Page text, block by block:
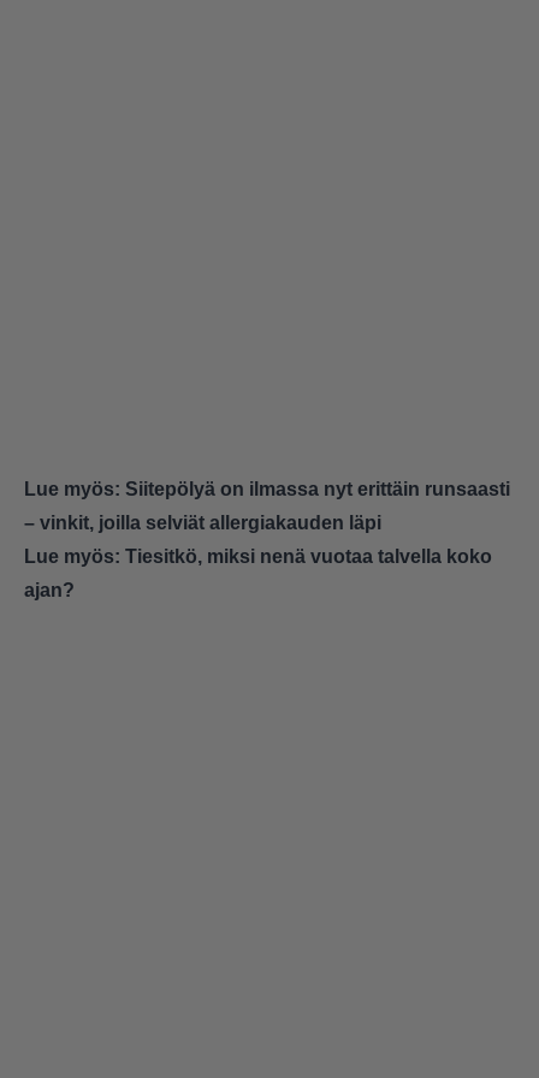
Lue myös: Siitepölyä on ilmassa nyt erittäin runsaasti
– vinkit, joilla selviät allergiakauden läpi
Lue myös: Tiesitkö, miksi nenä vuotaa talvella koko
ajan?